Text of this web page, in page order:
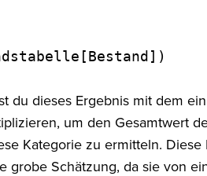
du dieses Ergebnis mit dem
um den Gesamtwert
Kategorie zu ermitteln.
grobe Schätzung, da sie von